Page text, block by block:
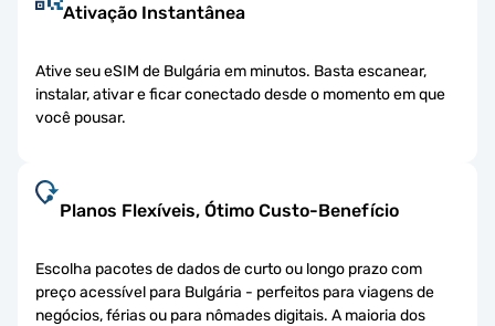
Ativação Instantânea
Ative seu eSIM de Bulgária em minutos. Basta escanear,
instalar, ativar e ficar conectado desde o momento em que
você pousar.
Planos Flexíveis, Ótimo Custo-Benefício
Escolha pacotes de dados de curto ou longo prazo com
preço acessível para Bulgária - perfeitos para viagens de
negócios, férias ou para nômades digitais. A maioria dos